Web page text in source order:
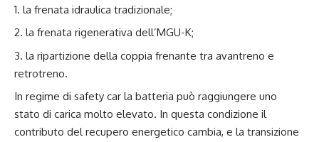
la frenata idraulica tradizionale;
la frenata rigenerativa dell’MGU-K;
la ripartizione della coppia frenante tra avantreno e
retrotreno.
In regime di safety car la batteria può raggiungere uno
stato di carica molto elevato. In questa condizione il
contributo del recupero energetico cambia, e la transizione